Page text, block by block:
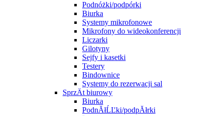
Podnóżki/podpórki
Biurka
Systemy mikrofonowe
Mikrofony do wideokonferencji
Liczarki
Gilotyny
Sejfy i kasetki
Testery
Bindownice
Systemy do rezerwacji sal
SprzÄt biurowy
Biurka
PodnĂłĹĽki/podpĂłrki